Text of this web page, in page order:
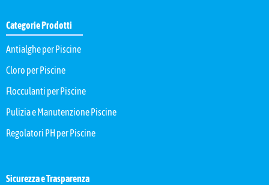
Categorie Prodotti
Antialghe per Piscine
Cloro per Piscine
Flocculanti per Piscine
Pulizia e Manutenzione Piscine
Regolatori PH per Piscine
Sicurezza e Trasparenza